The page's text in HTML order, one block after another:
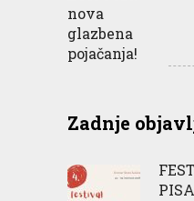
Zadnje